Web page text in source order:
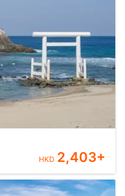
HKD 2,403+